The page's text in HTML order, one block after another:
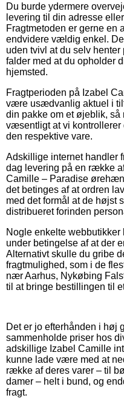
Du burde ydermere
levering til din adresse
Fragtmetoden er gerne en
endvidere vældig enkel.
uden tvivl at du selv
falder med at du opholder
hjemsted.
Fragtperioden på Izabel
være usædvanlig aktuel i
din pakke om et øjeblik, så
væsentligt at vi kontrollerer
den respektive vare.
Adskillige internet handler
dag levering på en række
Camille – Paradise
det betinges af at ordren
med det formål at de højst
distribueret forinden
Nogle enkelte webbutikker
under betingelse af at der
Alternativt skulle du gribe
fragtmulighed, som i de
nær Aarhus, Nykøbing
til at bringe bestillingen til
Det er jo efterhånden i høj
sammenholde priser hos
adskillige Izabel Camille
kunne lade være med at
række af deres varer – til
damer – helt i bund, og
fragt.